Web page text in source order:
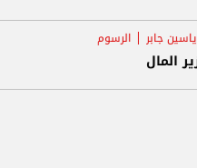
ياسين جابر الرسوم